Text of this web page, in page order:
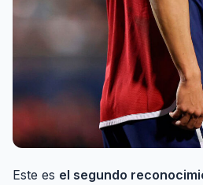
Este es el segundo